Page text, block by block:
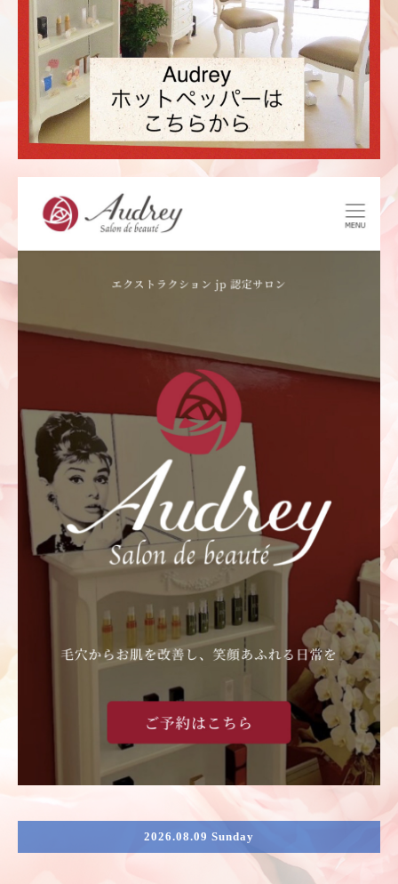
2026.08.09 Sunday